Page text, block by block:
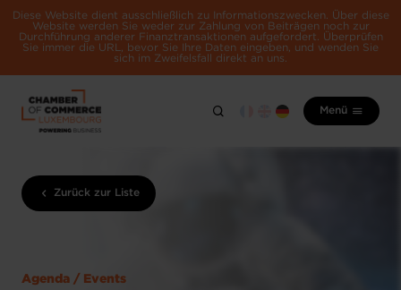
Diese Website dient ausschließlich zu Informationszwecken. Über diese
Website werden Sie weder zur Zahlung von Beiträgen noch zur
Durchführung anderer Finanztransaktionen aufgefordert. Überprüfen
Sie immer die URL, bevor Sie Ihre Daten eingeben, und wenden Sie
sich im Zweifelsfall direkt an uns.
Menü
Zurück zur Liste
Agenda / Events